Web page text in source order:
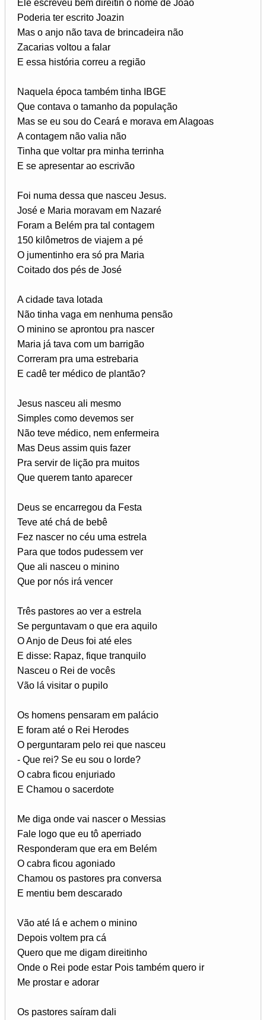
Ele escreveu bem direitin o nome de João
Poderia ter escrito Joazin
Mas o anjo não tava de brincadeira não
Zacarias voltou a falar
E essa história correu a região
Naquela época também tinha IBGE
Que contava o tamanho da população
Mas se eu sou do Ceará e morava em Alagoas
A contagem não valia não
Tinha que voltar pra minha terrinha
E se apresentar ao escrivão
Foi numa dessa que nasceu Jesus.
José e Maria moravam em Nazaré
Foram a Belém pra tal contagem
150 kilômetros de viajem a pé
O jumentinho era só pra Maria
Coitado dos pés de José
A cidade tava lotada
Não tinha vaga em nenhuma pensão
O minino se aprontou pra nascer
Maria já tava com um barrigão
Correram pra uma estrebaria
E cadê ter médico de plantão?
Jesus nasceu ali mesmo
Simples como devemos ser
Não teve médico, nem enfermeira
Mas Deus assim quis fazer
Pra servir de lição pra muitos
Que querem tanto aparecer
Deus se encarregou da Festa
Teve até chá de bebê
Fez nascer no céu uma estrela
Para que todos pudessem ver
Que ali nasceu o minino
Que por nós irá vencer
Três pastores ao ver a estrela
Se perguntavam o que era aquilo
O Anjo de Deus foi até eles
E disse: Rapaz, fique tranquilo
Nasceu o Rei de vocês
Vão lá visitar o pupilo
Os homens pensaram em palácio
E foram até o Rei Herodes
O perguntaram pelo rei que nasceu
- Que rei? Se eu sou o lorde?
O cabra ficou enjuriado
E Chamou o sacerdote
Me diga onde vai nascer o Messias
Fale logo que eu tô aperriado
Responderam que era em Belém
O cabra ficou agoniado
Chamou os pastores pra conversa
E mentiu bem descarado
Vão até lá e achem o minino
Depois voltem pra cá
Quero que me digam direitinho
Onde o Rei pode estar Pois também quero ir
Me prostar e adorar
Os pastores saíram dali